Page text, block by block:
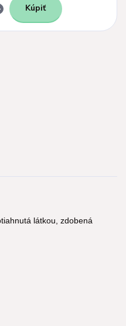
Kúpiť
látkou, zdobená